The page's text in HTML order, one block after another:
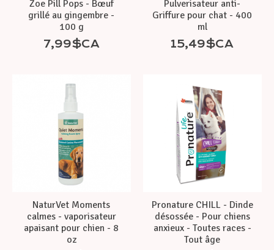
Zoe Pill Pops - Bœuf
grillé au gingembre -
100 g
7,99$CA
Pulverisateur anti-
Griffure pour chat - 400
ml
15,49$CA
NaturVet Moments
calmes - vaporisateur
apaisant pour chien - 8
oz
Pronature CHILL - Dinde
désossée - Pour chiens
anxieux - Toutes races -
Tout âge